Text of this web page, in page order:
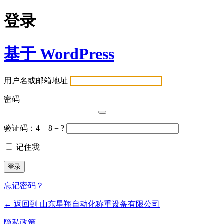
登录
基于 WordPress
用户名或邮箱地址
密码
验证码：4 + 8 = ?
记住我
忘记密码？
← 返回到 山东星翔自动化称重设备有限公司